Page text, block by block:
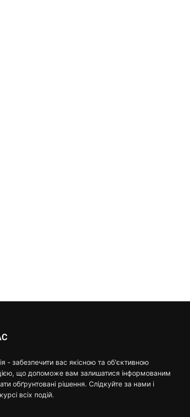
- забезпечити вас якісною та об'єктивною
що допоможе вам залишатися інформованим
обґрунтовані рішення. Слідкуйте за нами і
всіх подій.